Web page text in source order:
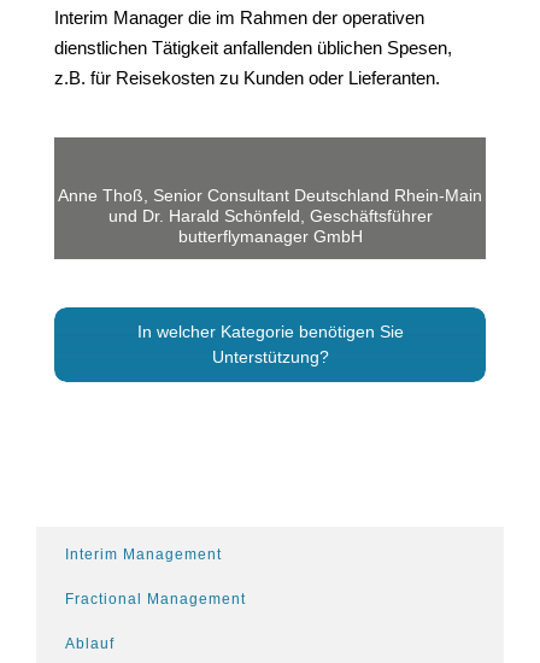
Interim Manager die im Rahmen der operativen
dienstlichen Tätigkeit anfallenden üblichen Spesen,
z.B. für Reisekosten zu Kunden oder Lieferanten.
Anne Thoß, Senior Consultant Deutschland Rhein-Main
und Dr. Harald Schönfeld, Geschäftsführer
butterflymanager GmbH
In welcher Kategorie benötigen Sie
Unterstützung?
Interim Management
Fractional Management
Ablauf